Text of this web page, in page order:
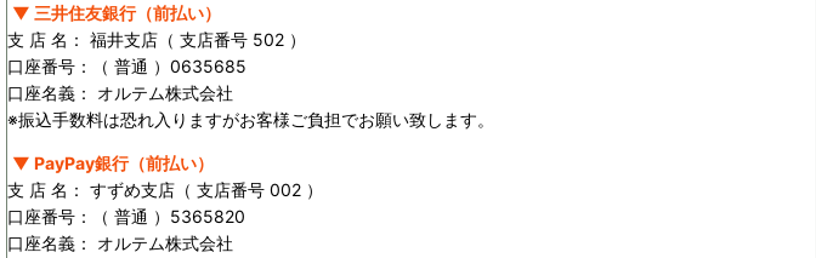
▼ 三井住友銀行（前払い）
支 店 名： 福井支店（ 支店番号 502 ）
口座番号：（ 普通 ）0635685
口座名義： オルテム株式会社
※振込手数料は恐れ入りますがお客様ご負担でお願い致します。
▼ PayPay銀行（前払い）
支 店 名： すずめ支店（ 支店番号 002 ）
口座番号：（ 普通 ）5365820
口座名義： オルテム株式会社